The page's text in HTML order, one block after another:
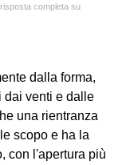
completa su
dalla forma,
dai venti e dalle
una rientranza
scopo e ha la
con l'apertura più